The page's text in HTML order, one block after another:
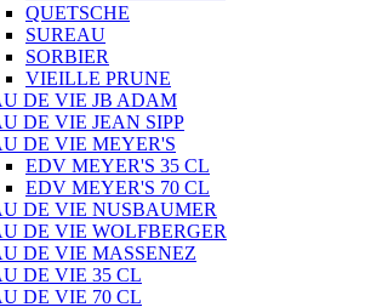
QUETSCHE
SUREAU
SORBIER
VIEILLE PRUNE
DE VIE JB ADAM
DE VIE JEAN SIPP
DE VIE MEYER'S
EDV MEYER'S 35 CL
EDV MEYER'S 70 CL
DE VIE NUSBAUMER
DE VIE WOLFBERGER
DE VIE MASSENEZ
DE VIE 35 CL
DE VIE 70 CL